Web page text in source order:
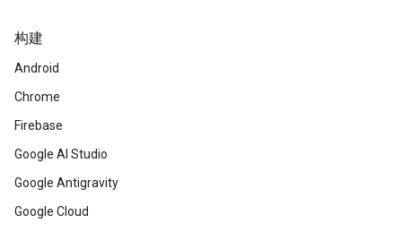
构建
Android
Chrome
Firebase
Google AI Studio
Google Antigravity
Google Cloud